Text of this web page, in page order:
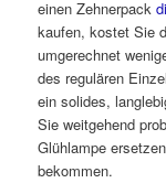
einen Zehnerpack
kaufen, kostet Sie
umgerechnet
des regulären
ein solides,
Sie weitgehend
Glühlampe
bekommen.